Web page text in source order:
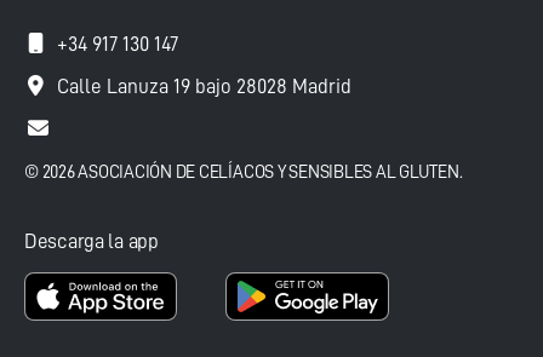
+34 917 130 147
Calle Lanuza 19 bajo 28028 Madrid
© 2026 ASOCIACIÓN DE CELÍACOS Y SENSIBLES AL GLUTEN.
Descarga la app